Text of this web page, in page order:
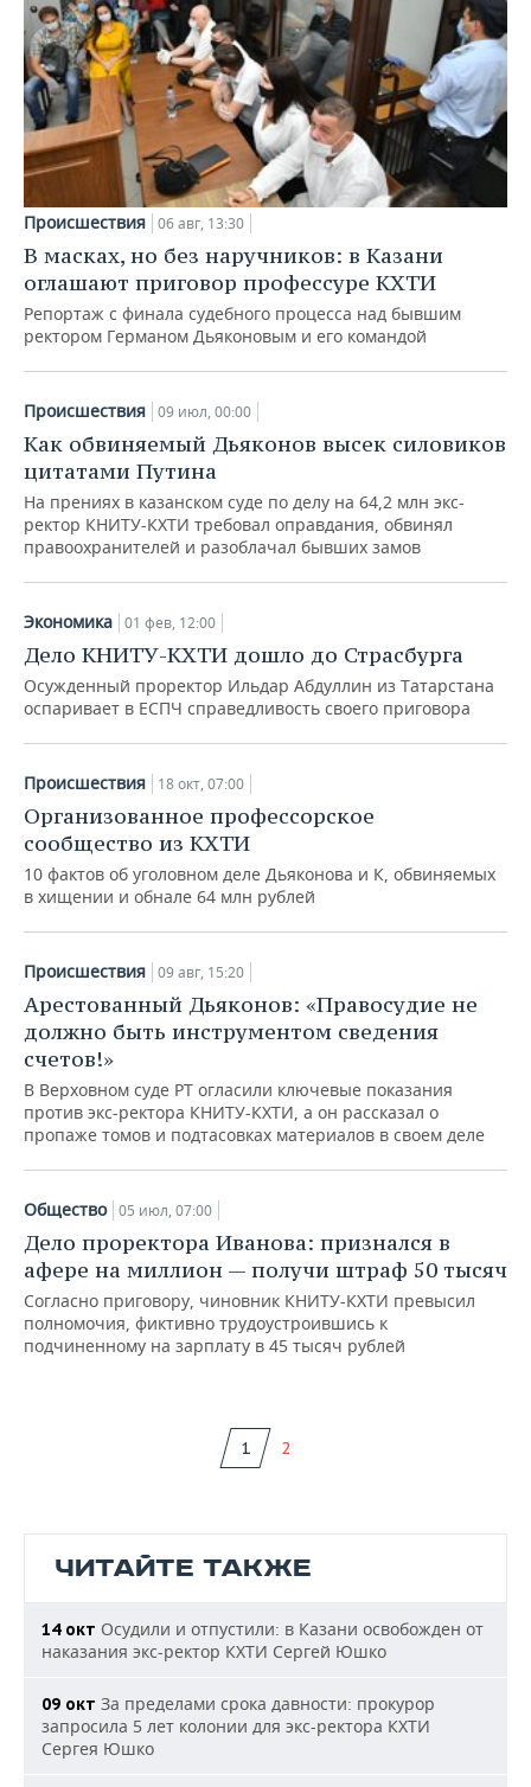
Происшествия 06 авг, 13:30
В масках, но без наручников: в Казани
оглашают приговор профессуре КХТИ
Репортаж с финала судебного процесса над бывшим
ректором Германом Дьяконовым и его командой
Происшествия 09 июл, 00:00
Как обвиняемый Дьяконов высек силовиков
цитатами Путина
На прениях в казанском суде по делу на 64,2 млн экс-
ректор КНИТУ-КХТИ требовал оправдания, обвинял
правоохранителей и разоблачал бывших замов
Экономика 01 фев, 12:00
Дело КНИТУ-КХТИ дошло до Страсбурга
Осужденный проректор Ильдар Абдуллин из Татарстана
оспаривает в ЕСПЧ справедливость своего приговора
Происшествия 18 окт, 07:00
Организованное профессорское
сообщество из КХТИ
10 фактов об уголовном деле Дьяконова и К, обвиняемых
в хищении и обнале 64 млн рублей
Происшествия 09 авг, 15:20
Арестованный Дьяконов: «Правосудие не
должно быть инструментом сведения
счетов!»
В Верховном суде РТ огласили ключевые показания
против экс-ректора КНИТУ-КХТИ, а он рассказал о
пропаже томов и подтасовках материалов в своем деле
Общество 05 июл, 07:00
Дело проректора Иванова: признался в
афере на миллион — получи штраф 50 тысяч
Согласно приговору, чиновник КНИТУ-КХТИ превысил
полномочия, фиктивно трудоустроившись к
подчиненному на зарплату в 45 тысяч рублей
1 2
ЧИТАЙТЕ ТАКЖЕ
14 окт Осудили и отпустили: в Казани освобожден от
наказания экс-ректор КХТИ Сергей Юшко
09 окт За пределами срока давности: прокурор
запросила 5 лет колонии для экс-ректора КХТИ
Сергея Юшко